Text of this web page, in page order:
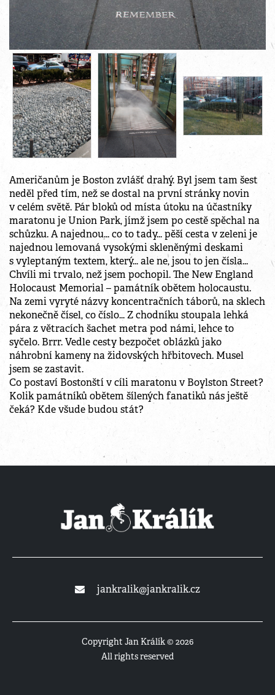
Američanům je Boston zvlášť drahý. Byl jsem tam šest
neděl před tím, než se dostal na první stránky novin
v celém světě. Pár bloků od místa útoku na účastníky
maratonu je Union Park, jímž jsem po cestě spěchal na
schůzku. A najednou... co to tady... pěší cesta v zeleni je
najednou lemovaná vysokými skleněnými deskami
s vyleptaným textem, který... ale ne, jsou to jen čísla...
Chvíli mi trvalo, než jsem pochopil. The New England
Holocaust Memorial – památník obětem holocaustu.
Na zemi vyryté názvy koncentračních táborů, na sklech
nekonečně čísel, co číslo... Z chodníku stoupala lehká
pára z větracích šachet metra pod námi, lehce to
syčelo. Brrr. Vedle cesty bezpočet oblázků jako
náhrobní kameny na židovských hřbitovech. Musel
jsem se zastavit.
Co postaví Bostonští v cíli maratonu v Boylston Street?
Kolik památníků obětem šílených fanatiků nás ještě
čeká? Kde všude budou stát?
Copyright Jan Králík © 2026
All rights reserved